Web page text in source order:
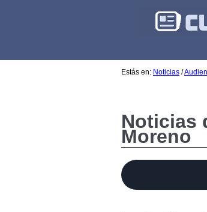
Estás en: Noticias /
Noticias
Moreno